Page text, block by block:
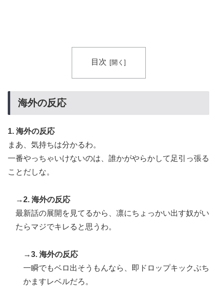
目次
海外の反応
1. 海外の反応
まあ、気持ちは分かるわ。
一番やっちゃいけないのは、誰かがやらかして足引っ張る
ことだしな。
→2. 海外の反応
最新話の展開を見てるから、凛にちょっかい出す奴がい
たらマジでキレると思うわ。
→3. 海外の反応
一瞬でもベロ出そうもんなら、即ドロップキックぶち
かますレベルだろ。